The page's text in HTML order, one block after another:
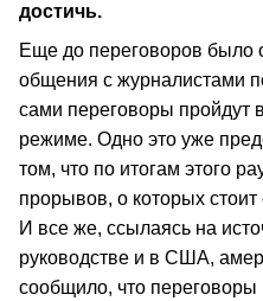
достичь.
Еще до переговоров было
общения с журналистами
сами переговоры пройдут
режиме. Одно это уже
том, что по итогам этого
прорывов, о которых
И все же, ссылаясь на
руководстве и в США,
сообщило, что переговоры